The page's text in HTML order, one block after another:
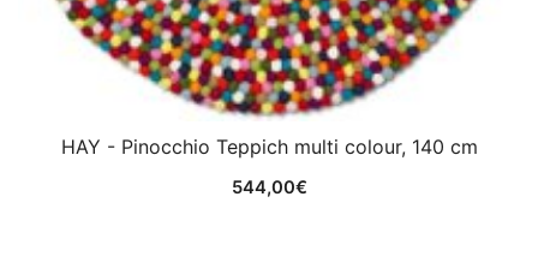
HAY - Pinocchio Teppich multi colour, 140 cm
544,00€